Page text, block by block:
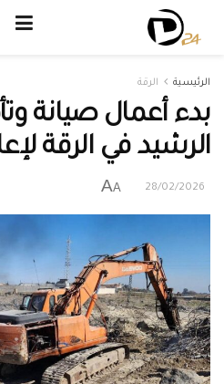
الرئيسية الرقة
بدء أعمال صيانة
الرشيد في الرقة
28/02/2026
A
A